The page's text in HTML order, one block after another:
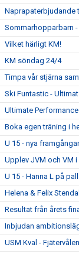
Naprapaterbjudande
Sommarhopparbarn
Vilket härligt KM!
KM söndag 24/4
Timpa vår stjärna
Ski Funtastic -
Ultimate
Boka egen träning i
U 15 - nya
Upplev JVM och VM
U 15 - Hanna L på
Helena & Felix
Resultat från årets
Inbjudan
USM Kval -